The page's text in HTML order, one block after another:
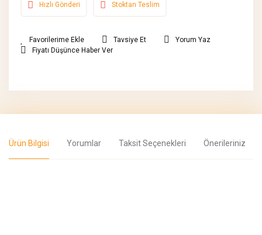
Hızlı Gönderi Stoktan Teslim
Tavsiye Et
Yorum Yaz
Fiyatı Düşünce Haber Ver
Ürün Bilgisi Yorumlar Taksit Seçenekleri Önerileriniz